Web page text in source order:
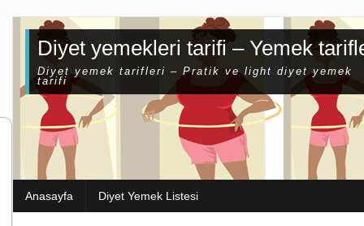
Diyet yemekleri tarifi – Yemek
Diyet yemek tarifleri – Pratik ve light diyet yemek
tarifi
Anasayfa Diyet Yemek Listesi